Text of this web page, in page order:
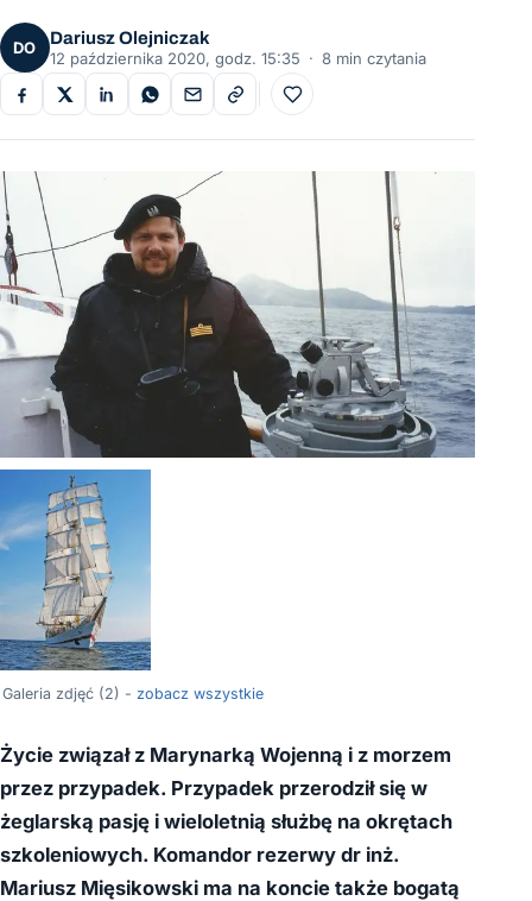
DO
Dariusz Olejniczak
12 października 2020, godz. 15:35 · 8 min czytania
Do ulubionych
Galeria zdjęć (2) - zobacz wszystkie
Życie związał z Marynarką Wojenną i z morzem
przez przypadek. Przypadek przerodził się w
żeglarską pasję i wieloletnią służbę na okrętach
szkoleniowych. Komandor rezerwy dr inż.
Mariusz Mięsikowski ma na koncie także bogatą